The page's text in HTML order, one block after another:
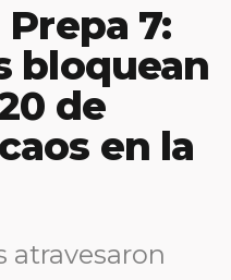
7:
bloquean
de
en la
atravesaron